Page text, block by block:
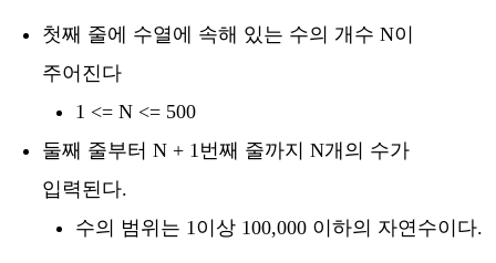
첫째 줄에 수열에 속해 있는 수의 개수 N이
주어진다
1 <= N <= 500
둘째 줄부터 N + 1번째 줄까지 N개의 수가
입력된다.
수의 범위는 1이상 100,000 이하의 자연수이다.